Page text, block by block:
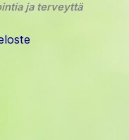
ja terveyttä